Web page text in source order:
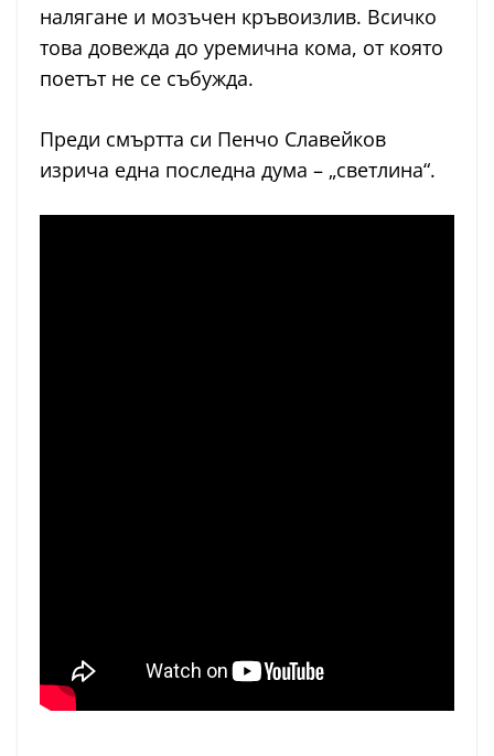
налягане и мозъчен кръвоизлив. Всичко
това довежда до уремична кома, от която
поетът не се събужда.
Преди смъртта си Пенчо Славейков
изрича една последна дума – „светлина“.